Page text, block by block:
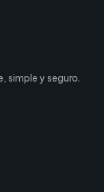
simple y seguro.